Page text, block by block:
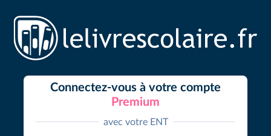
Connectez-vous à votre compte
Premium
avec votre ENT